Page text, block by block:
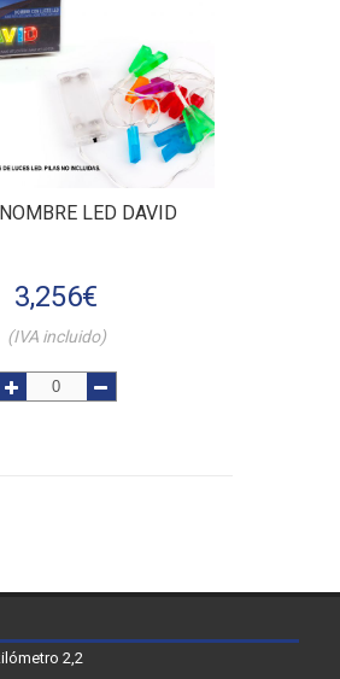
LED DAVID
3,256€
(IVA incluido)
2,2